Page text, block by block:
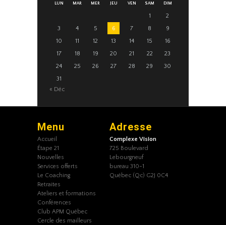
LUN MAR MER JEU VEN SAM DIM
1
2
3
4 5 6 7 8
9
10
11 12 13 14 15
16
17
18 19 20 21 22
23
24
25 26 27 28 29
30
31
« Déc
Menu
Accueil
Étape 21
Nouvelles
Services offerts
Le Coaching
Retraites
Ateliers et formations
Conférences
Club APM Québec
Cercle des mailleurs
Adresse
Complexe Vision
725 Boulevard
Lebourgneuf
bureau 310-1
Québec (Qc) G2J 0C4